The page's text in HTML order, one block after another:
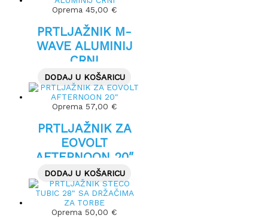
Oprema 45,00 €
PRTLJAŽNIK M-
WAVE ALUMINIJ
CRNI
DODAJ U KOŠARICU
Oprema 57,00 €
PRTLJAŽNIK ZA
EOVOLT
AFTERNOON 20″
DODAJ U KOŠARICU
Oprema 50,00 €